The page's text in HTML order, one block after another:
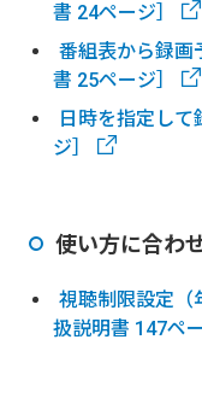
書 24ページ］
番組表から録画
書 25ページ］
日時を指定し
ジ］
使い方に合わ
視聴制限設定（
扱説明書 147ペー